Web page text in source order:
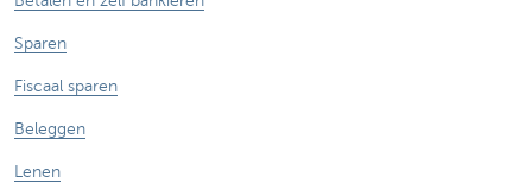
Sparen
Fiscaal sparen
Beleggen
Lenen